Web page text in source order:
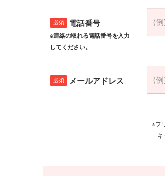
必須 電話番号
※連絡の取れる電話番号を入力
してください。
必須 メールアドレス
※フ
キャリアメールの場合、ご